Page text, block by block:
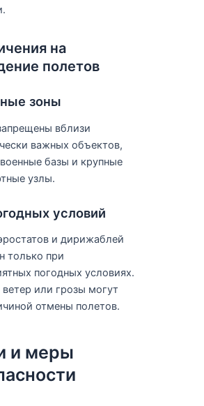
на
полетов
зоны
вблизи
важных объектов,
базы и крупные
узлы.
условий
и дирижаблей
только при
погодных условиях.
или грозы могут
отмены полетов.
и меры